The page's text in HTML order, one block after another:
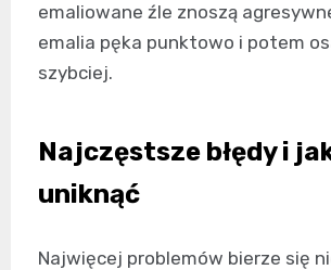
emaliowane źle znoszą
emalia pęka punktowo i potem
szybciej.
Najczęstsze błędy i
uniknąć
Najwięcej problemów bierze się